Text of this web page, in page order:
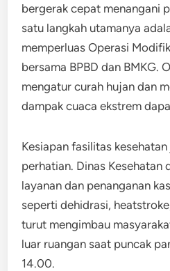
bergerak cepat menangani
satu langkah utamanya
memperluas Operasi
bersama BPBD dan BMKG.
mengatur curah hujan dan
dampak cuaca ekstrem
Kesiapan fasilitas
perhatian. Dinas Kesehatan
layanan dan penanganan
seperti dehidrasi,
turut mengimbau
luar ruangan saat puncak
14.00.